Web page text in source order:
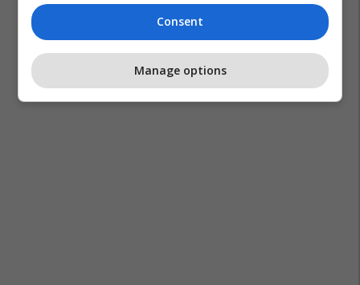
Consent
Manage options